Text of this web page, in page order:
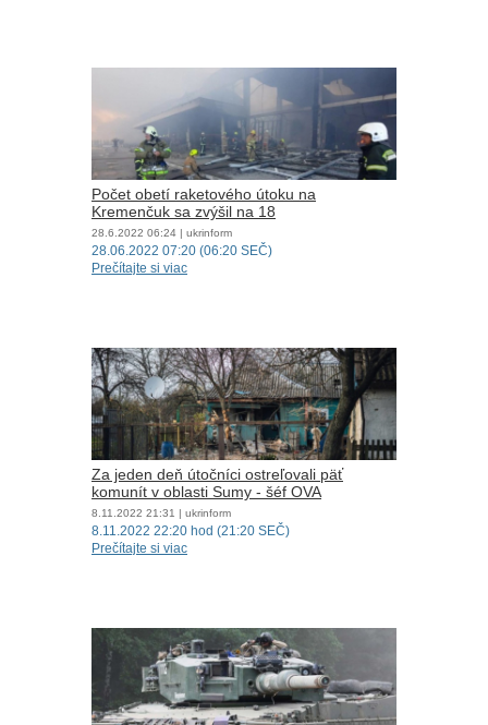
Počet obetí raketového útoku na
Kremenčuk sa zvýšil na 18
28.6.2022 06:24 | ukrinform
28.06.2022 07:20 (06:20 SEČ)
Prečítajte si viac
Za jeden deň útočníci ostreľovali päť
komunít v oblasti Sumy - šéf OVA
8.11.2022 21:31 | ukrinform
8.11.2022 22:20 hod (21:20 SEČ)
Prečítajte si viac